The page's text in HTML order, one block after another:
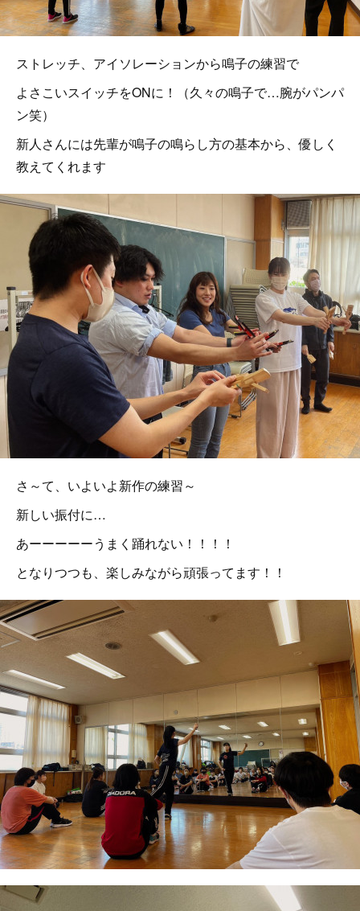
ストレッチ、アイソレーションから鳴子の練習で
よさこいスイッチをONに！（久々の鳴子で…腕がパンパ
ン笑）
新人さんには先輩が鳴子の鳴らし方の基本から、優しく
教えてくれます
さ～て、いよいよ新作の練習～
新しい振付に…
あーーーーーうまく踊れない！！！！
となりつつも、楽しみながら頑張ってます！！